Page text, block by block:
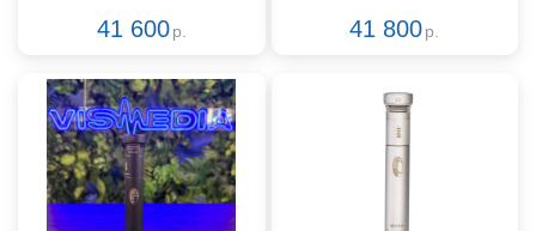
41 600 р. 41 800 р.